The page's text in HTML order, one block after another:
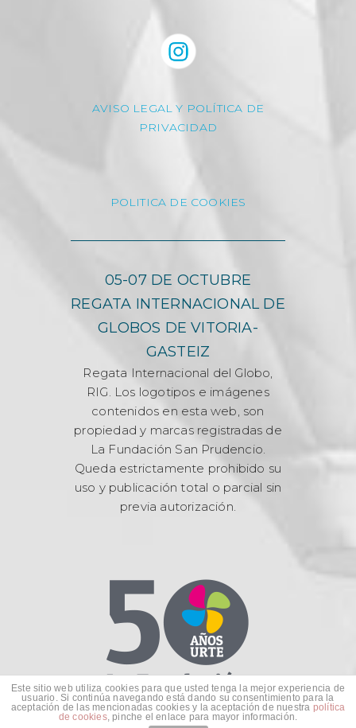
AVISO LEGAL Y POLÍTICA DE
PRIVACIDAD
POLITICA DE COOKIES
05-07 DE OCTUBRE
REGATA INTERNACIONAL DE
GLOBOS DE VITORIA-
GASTEIZ
Regata Internacional del Globo,
RIG. Los logotipos e imágenes
contenidos en esta web, son
propiedad y marcas registradas de
La Fundación San Prudencio.
Queda estrictamente prohibido su
uso y publicación total o parcial sin
previa autorización.
Este sitio web utiliza cookies para que usted tenga la mejor experiencia de
usuario. Si continúa navegando está dando su consentimiento para la
aceptación de las mencionadas cookies y la aceptación de nuestra política
de cookies, pinche el enlace para mayor información.